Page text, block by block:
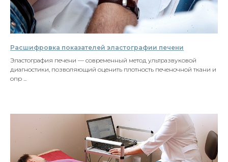
Расшифровка показателей эластографии печени
Эластография печени — современный метод ультразвуковой
диагностики, позволяющий оценить плотность печеночной ткани и
опр ...